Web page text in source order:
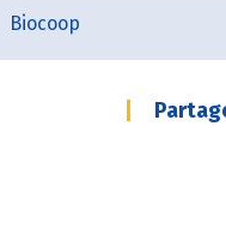
Biocoop